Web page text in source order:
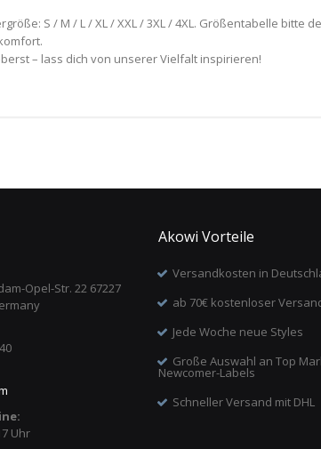
S / M / L / XL / XXL / 3XL / 4XL. Größentabelle bitte
– lass dich von unserer Vielfalt inspirieren!
Opel-Str. 22 67227
Uhr
Akowi Vorteile
Versandkosten in
ab 70€ kostenloser
Jede Woche neue Styles
Große Auswahl an Top
Newcomer-Labels
Schneller Versand mit DHL